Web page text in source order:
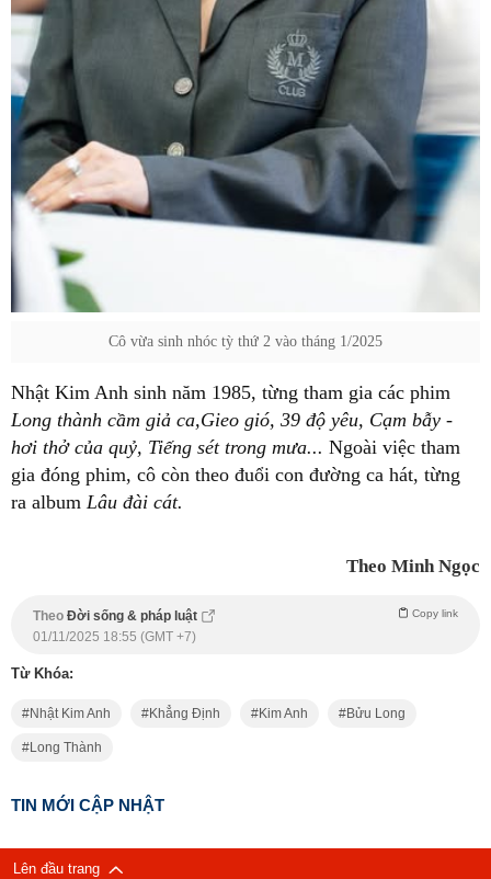
Cô vừa sinh nhóc tỳ thứ 2 vào tháng 1/2025
Nhật Kim Anh sinh năm 1985, từng tham gia các phim
Long thành cầm giả ca,Gieo gió, 39 độ yêu, Cạm bẫy -
hơi thở của quỷ, Tiếng sét trong mưa... Ngoài việc tham
gia đóng phim, cô còn theo đuổi con đường ca hát, từng
ra album Lâu đài cát.
Theo Minh Ngọc
Theo Đời sống & pháp luật Copy link
01/11/2025 18:55 (GMT +7)
Từ Khóa:
Nhật Kim Anh Khẳng Định Kim Anh Bửu Long
Long Thành
TIN MỚI CẬP NHẬT
Lên đầu trang